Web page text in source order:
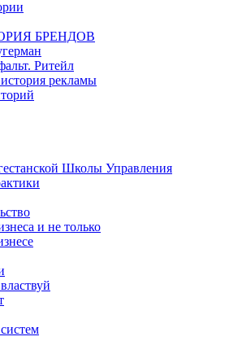
БРЕНДОВ
Ритейл
рекламы
Школы Управления
и не только